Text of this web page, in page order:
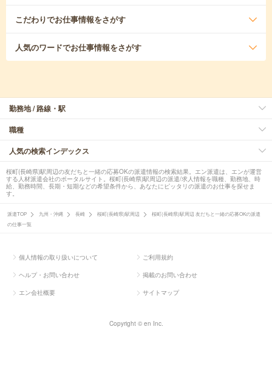
こだわりでお仕事情報をさがす
人気のワードでお仕事情報をさがす
勤務地 / 路線・駅
職種
人気の検索インデックス
桜町(長崎県)駅周辺の友だちと一緒の応募OKの派遣情報の検索結果。エン派遣は、エンが運営
する人材派遣会社のポータルサイト。桜町(長崎県)駅周辺の派遣/求人情報を職種、勤務地、時
給、勤務時間、長期・短期などの希望条件から、あなたにピッタリの派遣のお仕事を探せま
す。
派遣TOP 九州・沖縄 長崎 桜町(長崎県)駅周辺
桜町(長崎県)駅周辺 友だちと一緒の応募OKの派遣
の仕事一覧
個人情報の取り扱いについて ご利用規約
ヘルプ・お問い合わせ 掲載のお問い合わせ
エン会社概要 サイトマップ
Copyright © en Inc.